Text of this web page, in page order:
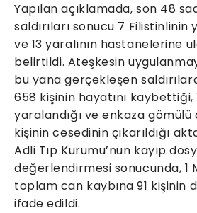
Yapılan açıklamada, son 48
saldırıları sonucu 7 Filistinlinin
ve 13 yaralının hastanelerine
belirtildi. Ateşkesin
bu yana gerçekleşen
658 kişinin hayatını kaybettiği,
yaralandığı ve enkaza
kişinin cesedinin çıkarıldığı
Adli Tıp Kurumu’nun kayıp
değerlendirmesi sonucunda, 1
toplam can kaybına 91 kişinin
ifade edildi.